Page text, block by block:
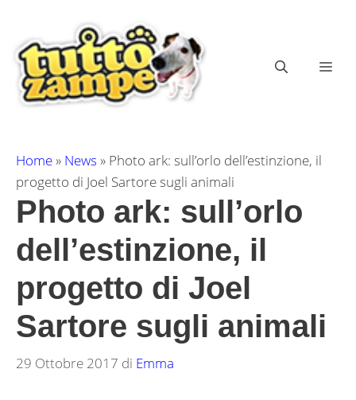
contenuto
Home» News » Photo ark: sull’orlo dell’estinzione, il
progetto di Joel Sartore sugli animali
Photo ark: sull’orlo
dell’estinzione, il
progetto di Joel
Sartore sugli animali
29 Ottobre 2017 di Emma